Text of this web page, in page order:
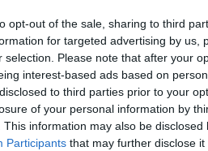
opt-out of the sale, sharing to third
for targeted advertising by us,
selection. Please note that after your
interest-based ads based on
to third parties prior to your
of your personal information by
This information may also be
Participants that may further disclose it